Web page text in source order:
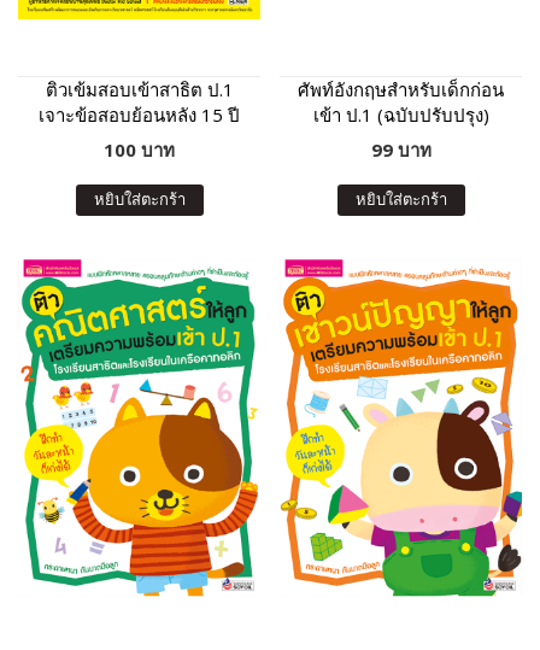
ติวเข้มสอบเข้าสาธิต ป.1
เจาะข้อสอบย้อนหลัง 15 ปี
วิทยาศาสตร์ ความรู้รอบตัว
100 บาท
หยิบใส่ตะกร้า
ศัพท์อังกฤษสำหรับเด็กก่อน
เข้า ป.1 (ฉบับปรับปรุง)
99 บาท
หยิบใส่ตะกร้า